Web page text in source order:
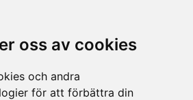
oss av cookies
och andra
för att förbättra din